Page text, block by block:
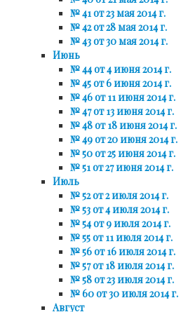
№ 41 от 23 мая 2014 г.
№ 42 от 28 мая 2014 г.
№ 43 от 30 мая 2014 г.
Июнь
№ 44 от 4 июня 2014 г.
№ 45 от 6 июня 2014 г.
№ 46 от 11 июня 2014 г.
№ 47 от 13 июня 2014 г.
№ 48 от 18 июня 2014 г.
№ 49 от 20 июня 2014 г.
№ 50 от 25 июня 2014 г.
№ 51 от 27 июня 2014 г.
Июль
№ 52 от 2 июля 2014 г.
№ 53 от 4 июля 2014 г.
№ 54 от 9 июля 2014 г.
№ 55 от 11 июля 2014 г.
№ 56 от 16 июля 2014 г.
№ 57 от 18 июля 2014 г.
№ 58 от 23 июля 2014 г.
№ 60 от 30 июля 2014 г.
Август